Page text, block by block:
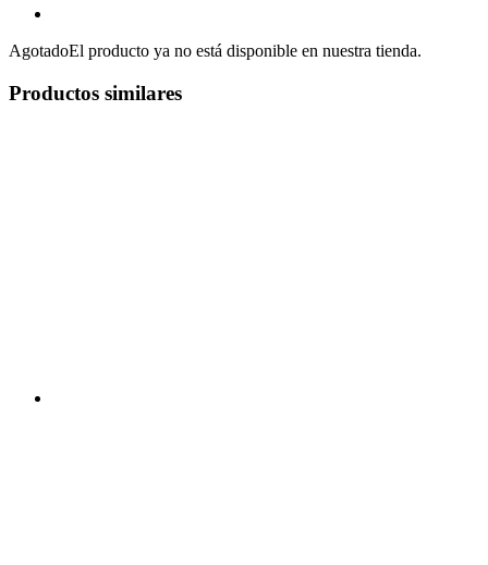
AgotadoEl producto ya no está disponible en nuestra tienda.
Productos similares